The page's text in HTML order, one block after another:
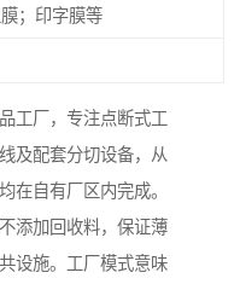
；印字膜等
工厂，专注点断式工
及配套分切设备，从
在自有厂区内完成。
添加回收料，保证薄
设施。工厂模式意味